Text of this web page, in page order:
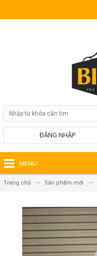
ĐĂNG NHẬP
MENU
Trang chủ Sản phẩm mới